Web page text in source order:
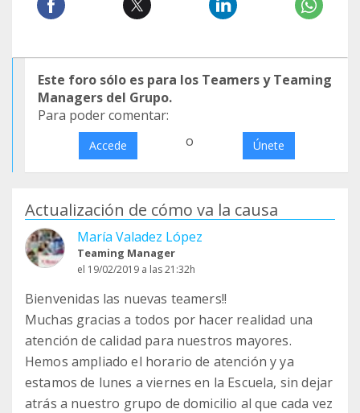
Este foro sólo es para los Teamers y Teaming
Managers del Grupo.
Para poder comentar:
Accede o Únete
Actualización de cómo va la causa
María Valadez López
Teaming Manager
el 19/02/2019 a las 21:32h
Bienvenidas las nuevas teamers!!
Muchas gracias a todos por hacer realidad una
atención de calidad para nuestros mayores.
Hemos ampliado el horario de atención y ya
estamos de lunes a viernes en la Escuela, sin dejar
atrás a nuestro grupo de domicilio al que cada vez